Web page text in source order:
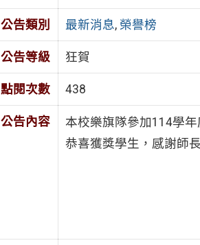
公告類別 最新消息, 榮譽榜
公告等級 狂賀
點閱次數 438
公告內容
本校樂旗隊參加114學
恭喜獲獎學生，感謝師